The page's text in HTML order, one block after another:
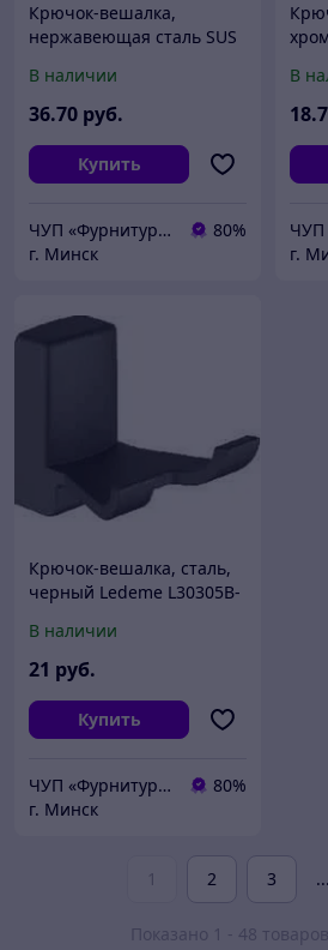
Крючок-вешалка,
нержавеющая сталь SUS
L71705U-2
В наличии
36.70 руб.
Купить
ЧУП «Фурнитурка-бай»
80%
г. Минск
В
18
г.
Крючок-вешалка, сталь,
черный Ledeme L30305B-
В наличии
21 руб.
Купить
ЧУП «Фурнитурка-бай»
80%
г. Минск
1 2 3 ...
Показано 1 - 48